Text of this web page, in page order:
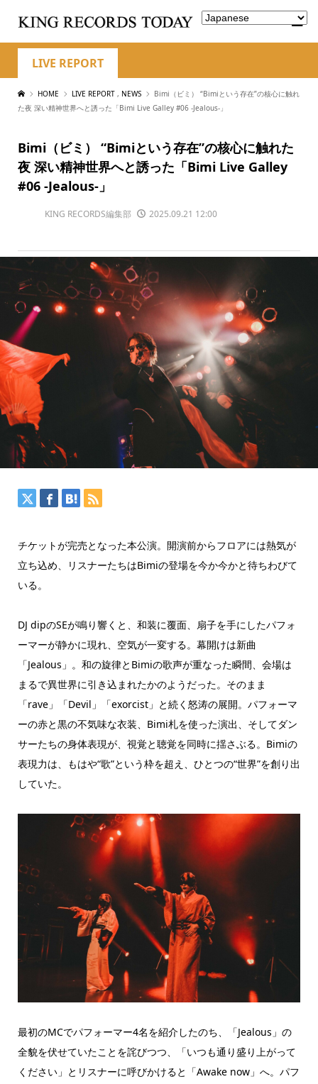
LIVE REPORT
HOME LIVE REPORT , NEWS
Bimi（ビミ） “Bimiという存在”の核心に触れ
た夜 深い精神世界へと誘った「Bimi Live Galley #06 -Jealous-」
Bimi（ビミ） “Bimiという存在”の核心に触れた
夜 深い精神世界へと誘った「Bimi Live Galley
#06 -Jealous-」
KING RECORDS編集部 2025.09.21 12:00
チケットが完売となった本公演。開演前からフロアには熱気が
立ち込め、リスナーたちはBimiの登場を今か今かと待ちわびて
いる。
DJ dipのSEが鳴り響くと、和装に覆面、扇子を手にしたパフォ
ーマーが静かに現れ、空気が一変する。幕開けは新曲
「Jealous」。和の旋律とBimiの歌声が重なった瞬間、会場は
まるで異世界に引き込まれたかのようだった。そのまま
「rave」「Devil」「exorcist」と続く怒涛の展開。パフォーマ
ーの赤と黒の不気味な衣装、Bimi札を使った演出、そしてダン
サーたちの身体表現が、視覚と聴覚を同時に揺さぶる。Bimiの
表現力は、もはや“歌”という枠を超え、ひとつの“世界”を創り出
していた。
最初のMCでパフォーマー4名を紹介したのち、「Jealous」の
全貌を伏せていたことを詫びつつ、「いつも通り盛り上がって
ください」とリスナーに呼びかけると「Awake now」へ。パフ